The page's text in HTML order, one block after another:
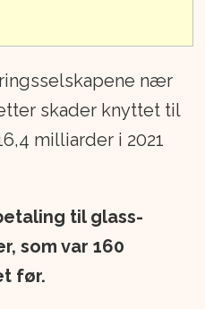
nær
skader knyttet til
milliarder i 2021
til glass-
som var 160
før.